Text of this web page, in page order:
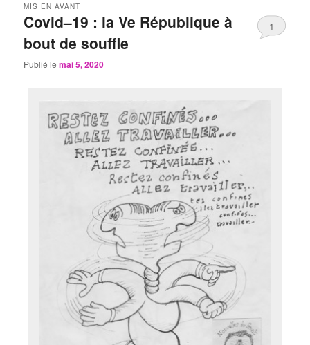
Covid–19 : la Ve République à
bout de souffle
MIS EN AVANT
Publié lemai 5, 2020
1